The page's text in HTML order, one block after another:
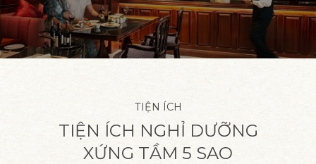
TIỆN ÍCH
TIỆN ÍCH NGHỈ DƯỠNG
XỨNG TẦM 5 SAO